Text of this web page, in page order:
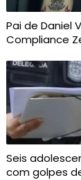
Pai de Daniel
Compliance
Seis
com golpes